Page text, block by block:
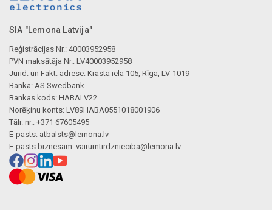
SIA "Lemona Latvija"
Reģistrācijas Nr.: 40003952958
PVN maksātāja Nr.: LV40003952958
Jurid. un Fakt. adrese: Krasta iela 105, Rīga, LV-1019
Banka: AS Swedbank
Bankas kods: HABALV22
Norēķinu konts: LV89HABA0551018001906
Tālr. nr.: +371 67605495
E-pasts: atbalsts@lemona.lv
E-pasts biznesam: vairumtirdznieciba@lemona.lv